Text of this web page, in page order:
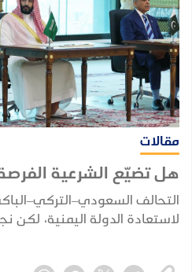
مقالات
هل تضيّع الشرعية الفرصة
التحالف
لاستعادة الدولة اليمنية، لكن